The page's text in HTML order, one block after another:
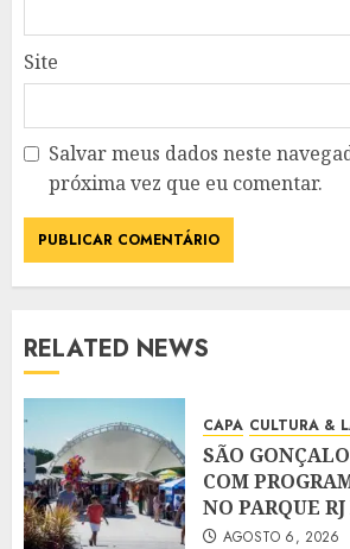
Site
Salvar meus dados neste
próxima vez que eu comentar.
RELATED NEWS
CAPA CULTURA &
SÃO
COM
NO PARQUE
AGOSTO 6, 2026